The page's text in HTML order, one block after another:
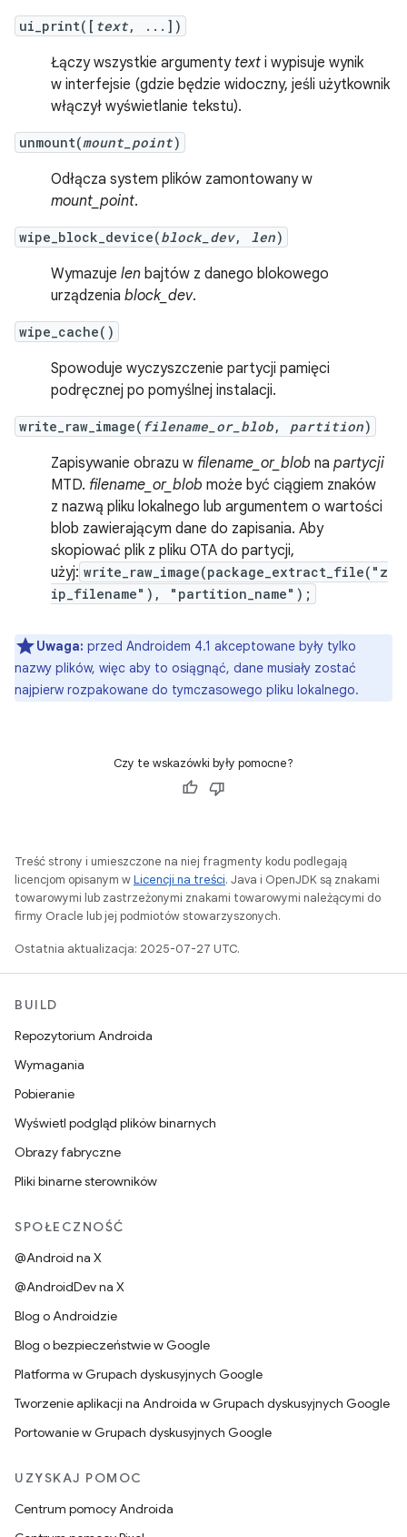
ui_print([ text, ...])
Łączy wszystkie argumenty text i wypisuje wynik
w interfejsie (gdzie będzie widoczny, jeśli użytkownik
włączył wyświetlanie tekstu).
unmount(mount_point)
Odłącza system plików zamontowany w
mount_point.
wipe_block_device(block_dev, len)
Wymazuje len bajtów z danego blokowego
urządzenia block_dev.
wipe_cache()
Spowoduje wyczyszczenie partycji pamięci
podręcznej po pomyślnej instalacji.
write_raw_image( filename_or_blob, partition)
Zapisywanie obrazu w filename_or_blob na partycji
MTD. filename_or_blob może być ciągiem znaków
z nazwą pliku lokalnego lub argumentem o wartości
blob zawierającym dane do zapisania. Aby
skopiować plik z pliku OTA do partycji,
użyj: write_raw_image(package_extract_file("z
ip_filename"), "partition_name");
Uwaga: przed Androidem 4.1 akceptowane były tylko
nazwy plików, więc aby to osiągnąć, dane musiały zostać
najpierw rozpakowane do tymczasowego pliku lokalnego.
Czy te wskazówki były pomocne?
Treść strony i umieszczone na niej fragmenty kodu podlegają
licencjom opisanym wLicencji na treści. Java i OpenJDK są znakami
towarowymi lub zastrzeżonymi znakami towarowymi należącymi do
firmy Oracle lub jej podmiotów stowarzyszonych.
Ostatnia aktualizacja: 2025-07-27 UTC.
BUILD
Repozytorium Androida
Wymagania
Pobieranie
Wyświetl podgląd plików binarnych
Obrazy fabryczne
Pliki binarne sterowników
SPOŁECZNOŚĆ
@Android na X
@AndroidDev na X
Blog o Androidzie
Blog o bezpieczeństwie w Google
Platforma w Grupach dyskusyjnych Google
Tworzenie aplikacji na Androida w Grupach dyskusyjnych Google
Portowanie w Grupach dyskusyjnych Google
UZYSKAJ POMOC
Centrum pomocy Androida